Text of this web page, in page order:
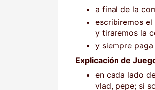
a final de la
escribiremos
y tiraremos la
y siempre
Explicación de
en cada lado
vlad, pepe; si